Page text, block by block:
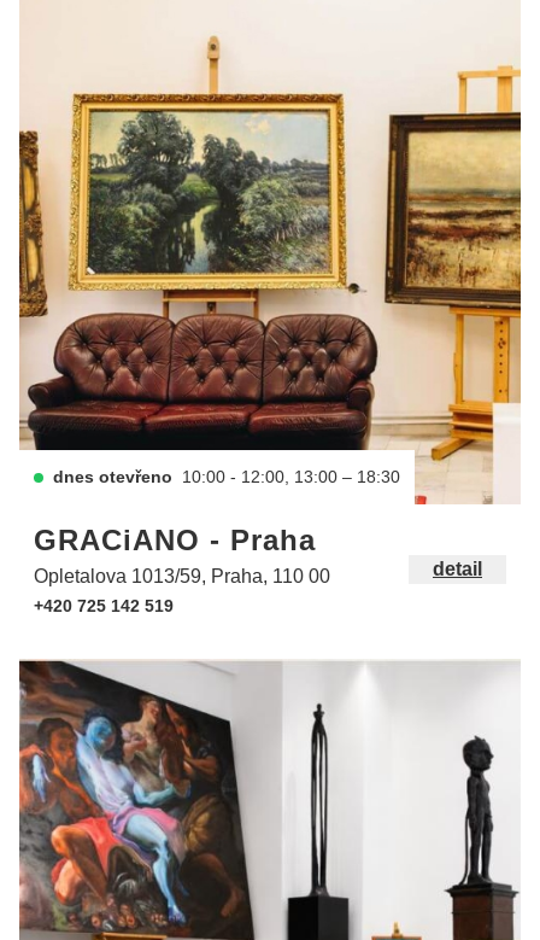
dnes otevřeno 10:00 - 12:00, 13:00 – 18:30
GRACiANO - Praha
Opletalova 1013/59, Praha, 110 00
+420 725 142 519
detail